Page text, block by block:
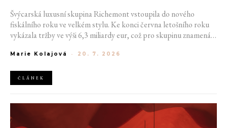
Švýcarská luxusní skupina Richemont vstoupila do nového
fiskálního roku ve velkém stylu. Ke konci června letošního roku
vykázala tržby ve výši 6,3 miliardy eur, což pro skupinu znamená
luxusním zůstává i přes přetrvávající ekonomickou nejistotu
Marie Kolajová - 20. 7. 2026
ČLÁNEK